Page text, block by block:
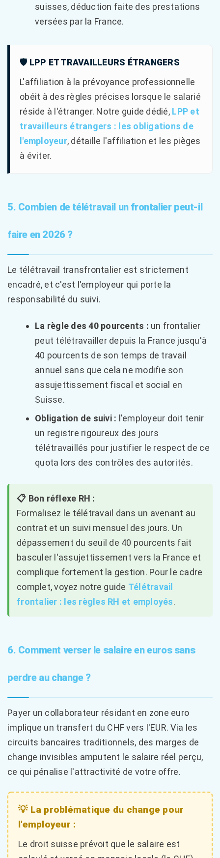
suisses, déduction faite des prestations
versées par la France.
🛡️ LPP ET TRAVAILLEURS ÉTRANGERS
L'affiliation à la prévoyance professionnelle
obéit à des règles précises lorsque le salarié
réside à l'étranger. Notre guide dédié, LPP et
travailleurs étrangers : les obligations de
l'employeur, détaille l'affiliation et les pièges
à éviter.
5. Combien de télétravail un frontalier peut-il
faire en 2026 ?
Le télétravail transfrontalier est strictement
encadré, et c'est l'employeur qui porte la
responsabilité du suivi.
La règle des 40 pourcents : un frontalier
peut télétravailler depuis la France jusqu'à
40 pourcents de son temps de travail
annuel sans que cela ne modifie son
assujettissement fiscal et social en
Suisse.
Obligation de suivi : l'employeur doit tenir
un registre rigoureux des jours
télétravaillés pour justifier le respect de ce
quota lors des contrôles des autorités.
📋 Bon réflexe RH :
Formalisez le télétravail dans un avenant au
contrat et un suivi mensuel des jours. Un
dépassement du seuil de 40 pourcents fait
basculer l'assujettissement vers la France et
complique fortement la gestion. Pour le cadre
complet, voyez notre guide Télétravail
frontalier : les règles RH et employés.
6. Comment verser le salaire en euros sans
perdre au change ?
Payer un collaborateur résidant en zone euro
implique un transfert du CHF vers l'EUR. Via les
circuits bancaires traditionnels, des marges de
change invisibles amputent le salaire réel perçu,
ce qui pénalise l'attractivité de votre offre.
💡 La problématique du change pour
l'employeur :
Le droit suisse prévoit que le salaire est